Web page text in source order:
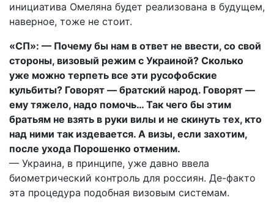
инициатива Омеляна будет реализована в будущем,
наверное, тоже не стоит.
«СП»: — Почему бы нам в ответ не ввести, со свой
стороны, визовый режим с Украиной? Сколько
уже можно терпеть все эти русофобские
кульбиты? Говорят — братский народ. Говорят —
ему тяжело, надо помочь… Так чего бы этим
братьям не взять в руки вилы и не скинуть тех, кто
над ними так издевается. А визы, если захотим,
после ухода Порошенко отменим.
— Украина, в принципе, уже давно ввела
биометрический контроль для россиян. Де-факто
эта процедура подобная визовым системам.